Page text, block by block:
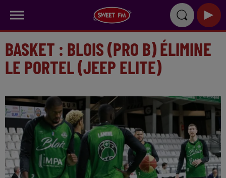
BASKET : BLOIS (PRO B) ÉLIMINE
LE PORTEL (JEEP ELITE)